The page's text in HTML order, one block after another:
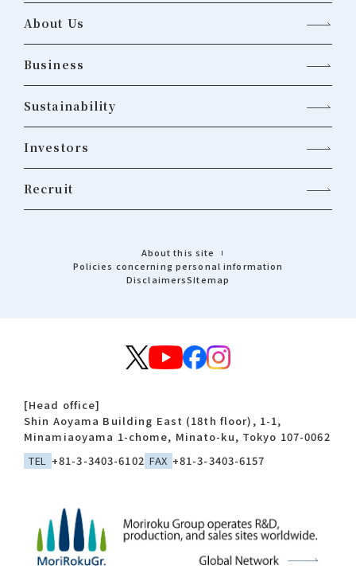
[Head office]
Shin Aoyama Building East (18th floor), 1-1,
Minamiaoyama 1-chome, Minato-ku, Tokyo 107-0062
TEL +81-3-3403-6102 FAX +81-3-3403-6157
About Us
Business
Sustainability
Investors
Recruit
About this site
Policies concerning personal information
DisclaimersSitemap